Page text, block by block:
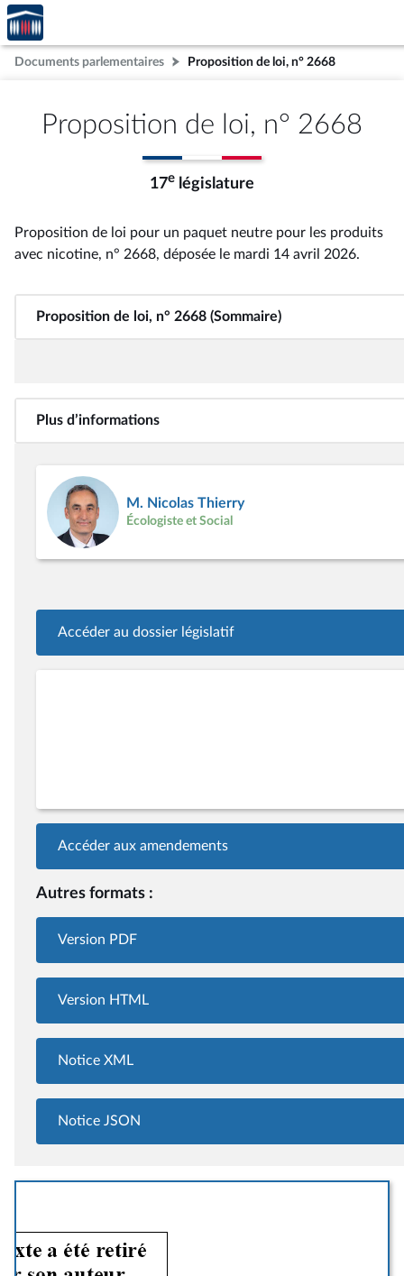
Aller au contenu
Aller en bas de la page
Accèder
à la
page
d'accueil
Documents parlementaires Proposition de loi, n° 2668
Proposition de loi, n° 2668
17e législature
Proposition de loi pour un paquet neutre pour les produits
avec nicotine, n° 2668, déposée le mardi 14 avril 2026.
Proposition de loi, n° 2668 (Sommaire)
Plus d’informations
M. Nicolas Thierry
Écologiste et Social
Accéder au dossier législatif
Accéder aux amendements
Autres formats :
Version PDF
Version HTML
Notice XML
Notice JSON